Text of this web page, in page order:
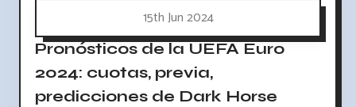
15th Jun 2024
Pronósticos de la UEFA Euro
2024: cuotas, previa,
predicciones de Dark Horse